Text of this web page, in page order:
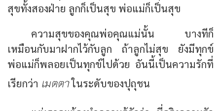
สุขทั้งสองฝ่าย ลูกก็เป็นสุข พ่อแม่ก็เป็นสุข
ความสุขของคุณพ่อคุณแม่นั้น บางทีก็
เหมือนกับมาฝากไว้กับลูก ถ้าลูกไม่สุข ยังมีทุกข์
พ่อแม่ก็พลอยเป็นทุกข์ไปด้วย อันนี้เป็นความรักที่
เรียกว่า เมตตาในระดับของปุถุชน